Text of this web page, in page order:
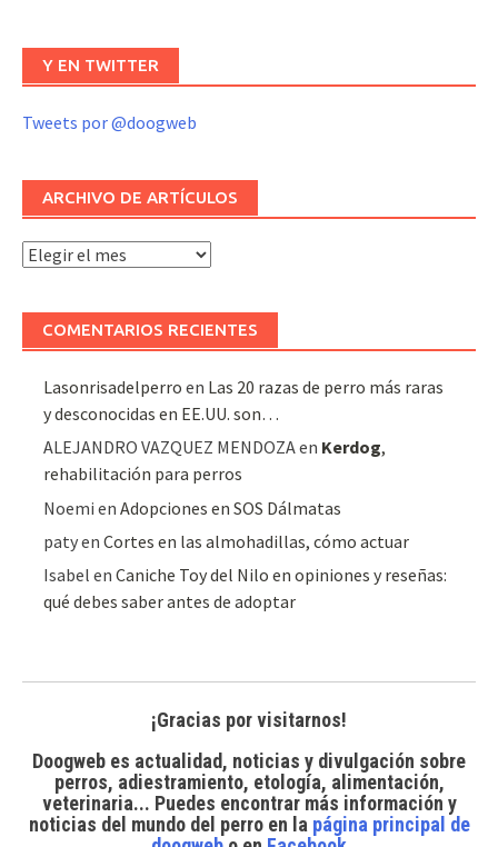
Y EN TWITTER
Tweets por @doogweb
ARCHIVO DE ARTÍCULOS
Archivo
COMENTARIOS RECIENTES
Lasonrisadelperro en Las 20 razas de perro más raras
y desconocidas en EE.UU. son…
ALEJANDRO VAZQUEZ MENDOZAen Kerdog,
rehabilitación para perros
Noemi enAdopciones en SOS Dálmatas
patyenCortes en las almohadillas, cómo actuar
Isabel enCaniche Toy del Nilo en opiniones y reseñas:
qué debes saber antes de adoptar
¡Gracias por visitarnos!
Doogweb es actualidad, noticias y divulgación sobre
perros, adiestramiento, etología, alimentación,
veterinaria... Puedes encontrar más información y
noticias del mundo del perroen la página principal de